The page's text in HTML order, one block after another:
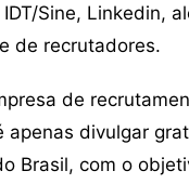
Sine, Linkedin,
de recrutadores.
de
apenas divulgar
Brasil, com o